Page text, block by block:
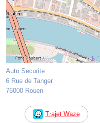
Auto Securite
6 Rue de Tanger
76000 Rouen
Trajet Waze